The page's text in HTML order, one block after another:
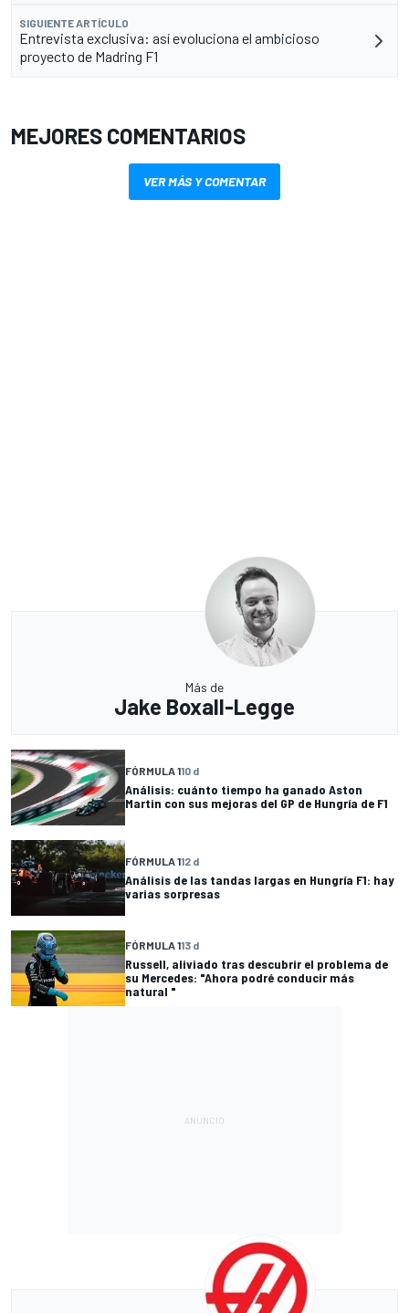
SIGUIENTE ARTÍCULO
Entrevista exclusiva: así evoluciona el ambicioso
proyecto de Madring F1
MEJORES COMENTARIOS
VER MÁS Y COMENTAR
Más de
Jake Boxall-Legge
FÓRMULA 110 d
Análisis: cuánto tiempo ha ganado Aston
Martin con sus mejoras del GP de Hungría de F1
FÓRMULA 112 d
Análisis de las tandas largas en Hungría F1: hay
varias sorpresas
FÓRMULA 113 d
Russell, aliviado tras descubrir el problema de
su Mercedes: "Ahora podré conducir más
natural "